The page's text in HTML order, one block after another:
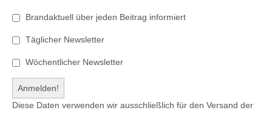
Brandaktuell über jeden Beitrag informiert
Täglicher Newsletter
Wöchentlicher Newsletter
Diese Daten verwenden wir ausschließlich für den Versand der